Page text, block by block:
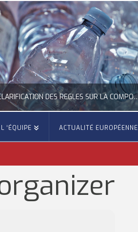
CLARIFICATION DES RÈGLES SUR LA COMPOSITION DES BOUTEILLES PLASTIQUES
ACTUALITÉ DE L'UNION EUROPÉENNE, ACTUALITÉ DE LA REPRÉSENTATION D’OCCITANIE EUROPE, ECONOMIE CIRCULAIRE, ÉNERGIE - ENVIRONNEMENT - CLIMAT
JUILLET 24, 2026
L ‘ÉQUIPE ACTUALITÉ EUROPÉENNE